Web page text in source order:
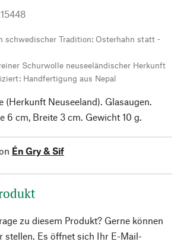
schwedischer Tradition: Osterhahn statt -
Schurwolle neuseeländischer Herkunft
Handfertigung aus Nepal
(Herkunft Neuseeland). Glasaugen.
6 cm, Breite 3 cm. Gewicht 10 g.
Én Gry & Sif
zu diesem Produkt? Gerne können
stellen. Es öffnet sich Ihr E-Mail-